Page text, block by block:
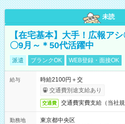
未読
【在宅基本】大手！広報ア
〇9月～＊50代活躍中
派遣 ブランクOK WEB登録・面接OK
給与
時給2100円＋交
交通費別途支給あり
交通費 交通費実費支給（当社規
勤務地
東京都中央区